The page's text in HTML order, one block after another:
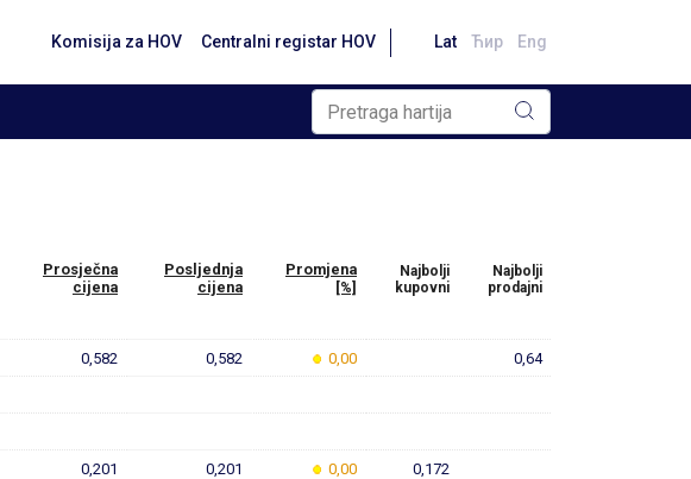
Komisija za HOV Centralni registar HOV Lat Ћир Eng
Prosječna
cijena
Posljednja
cijena
Promjena
[%]
Najbolji
kupovni
Najbolji
prodajni
0,582 0,582 0,00 0,64
0,201 0,201 0,00 0,172